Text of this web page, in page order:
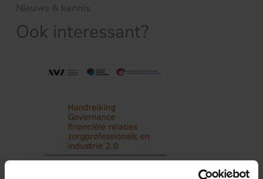
Nieuws & kennis
Ook interessant?